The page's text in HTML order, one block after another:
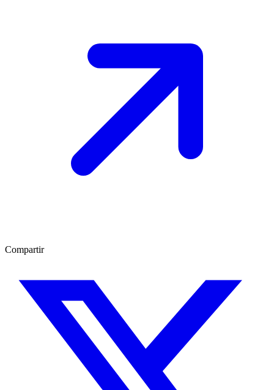
Compartir